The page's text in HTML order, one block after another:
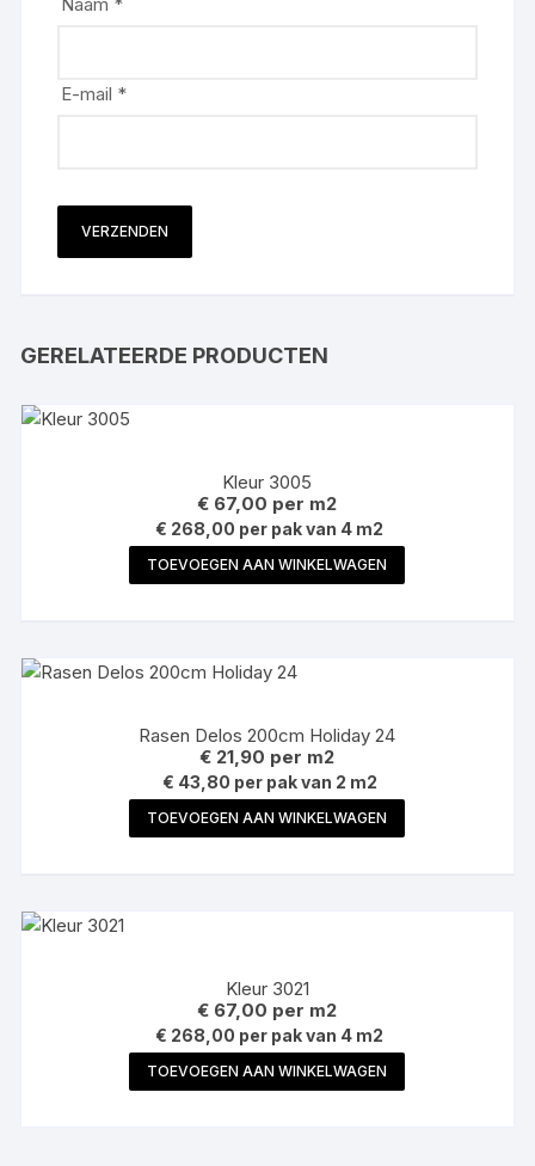
E-mail *
GERELATEERDE PRODUCTEN
Kleur 3005
€ 67,00 per m2
€ 268,00 per pak van 4 m2
TOEVOEGEN AAN WINKELWAGEN
Rasen Delos 200cm Holiday 24
€ 21,90 per m2
€ 43,80 per pak van 2 m2
TOEVOEGEN AAN WINKELWAGEN
Kleur 3021
€ 67,00 per m2
€ 268,00 per pak van 4 m2
TOEVOEGEN AAN WINKELWAGEN